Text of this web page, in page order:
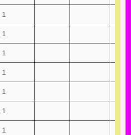
1
1
1
1
1
1
1